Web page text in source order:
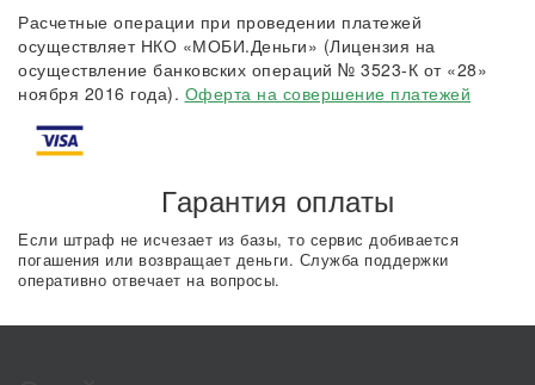
Расчетные операции при проведении платежей
осуществляет НКО «МОБИ.Деньги» (Лицензия на
осуществление банковских операций № 3523-К от «28»
ноября 2016 года). Оферта на совершение платежей
Гарантия оплаты
Если штраф не исчезает из базы, то сервис добивается
погашения или возвращает деньги. Служба поддержки
оперативно отвечает на вопросы.